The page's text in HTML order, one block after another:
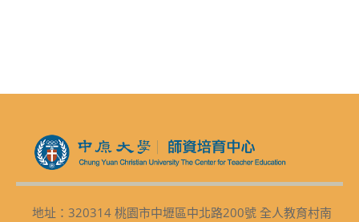
地址：320314 桃園市中壢區中北路200號 全人教育村南